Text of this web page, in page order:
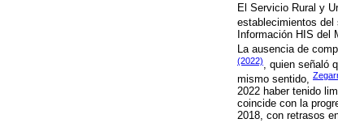
El Servicio Rural y
establecimientos del
Información HIS del
La ausencia de
(2022), quien señaló
mismo sentido,
2022 haber tenido
coincide con la
2018, con retrasos